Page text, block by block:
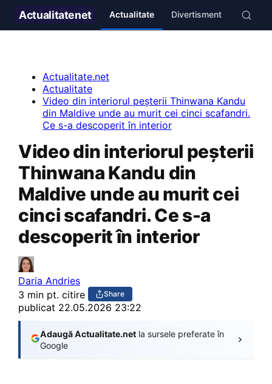
Actualitatenet Actualitate Divertisment Stil de
Actualitate.net
Actualitate
Video din interiorul peșterii Thinwana Kandu
din Maldive unde au murit cei cinci scafandri.
Ce s-a descoperit în interior
Video din interiorul peșterii
Thinwana Kandu din
Maldive unde au murit cei
cinci scafandri. Ce s-a
descoperit în interior
Daria Andries
3 min pt. citire
Share
publicat 22.05.2026 23:22
Adaugă Actualitate.net la sursele preferate în
Google